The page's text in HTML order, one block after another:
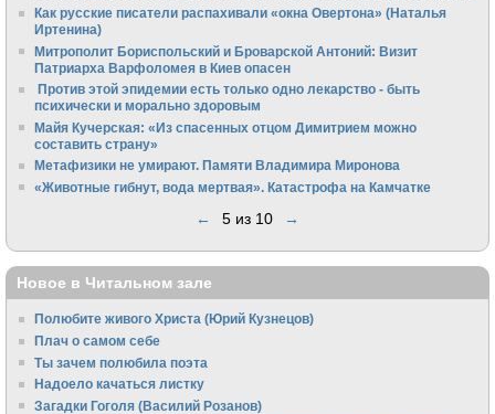
Как русские писатели распахивали «окна Овертона» (Наталья
Иртенина)
Митрополит Бориспольский и Броварской Антоний: Визит
Патриарха Варфоломея в Киев опасен
Против этой эпидемии есть только одно лекарство - быть
психически и морально здоровым
Майя Кучерская: «Из спасенных отцом Димитрием можно
составить страну»
Метафизики не умирают. Памяти Владимира Миронова
«Животные гибнут, вода мертвая». Катастрофа на Камчатке
← 5 из 10 →
Новое в Читальном зале
Полюбите живого Христа (Юрий Кузнецов)
Плач о самом себе
Ты зачем полюбила поэта
Надоело качаться листку
Загадки Гоголя (Василий Розанов)